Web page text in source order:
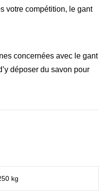
votre compétition, le gant
concernées avec le gant
déposer du savon pour
kg